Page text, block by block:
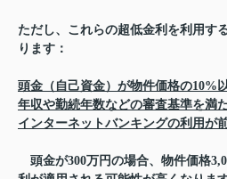
ただし、これらの超低金利を利用す
ります：
頭金（自己資金）が物件価格の10%
年収や勤続年数などの審査基準を満
インターネットバンキングの利用が
頭金が300万円の場合、物件価格